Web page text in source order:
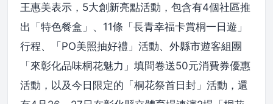
王惠美表示，5大創新亮點活動，包含有4個社區推
出「特色餐盒」、11條「長青幸福卡賞桐一日遊」
行程、「PO美照抽好禮」活動、外縣市遊客組團
「來彰化品味桐花魅力」填問卷送50元消費券優惠
活動，以及今日限定的「桐花祭首日封」活動，還